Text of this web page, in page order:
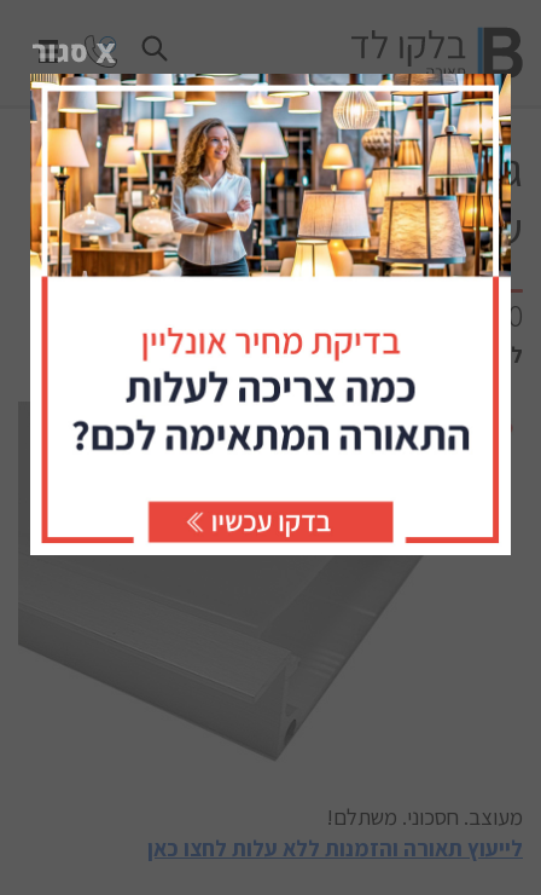
גוף תאורה בלקו סקיני 80
שקוע 20001150
20001150 - פרופיל אלומיניום לתאורת לד
ללא קטגוריות
מעוצב. חסכוני. משתלם!
לייעוץ תאורה והזמנות ללא עלות לחצו כאן